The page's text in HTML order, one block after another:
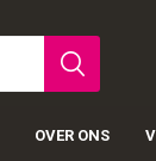
OVER ONS